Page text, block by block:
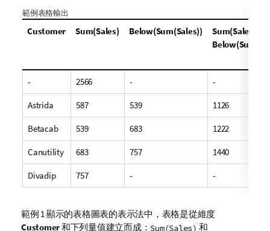
範例表格輸出
Customer Sum(Sales) Below(Sum(Sales))
Sum(Sales) +
- 2566 - -
Astrida 587 539 1126
Betacab 539 683 1222
Canutility 683 757 1440
Divadip 757 - -
範例 1 顯示的表格圖表的表示法中，表格是從維度
Customer和下列量值建立而成： Sum(Sales) 和